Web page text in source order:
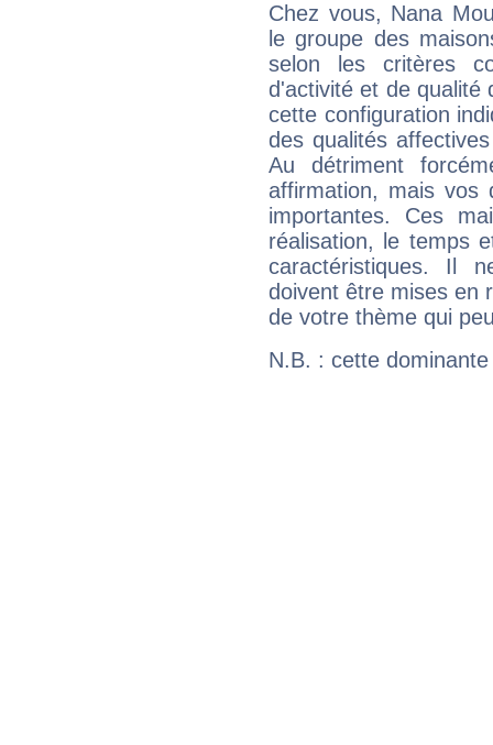
Chez vous, Nana
le groupe des
selon les critères
d'activité et de qualité
cette configuration
des qualités
Au détriment
affirmation, mais
importantes. Ces
réalisation, le temps
caractéristiques. Il
doivent être mises en
de votre thème qui
N.B. : cette